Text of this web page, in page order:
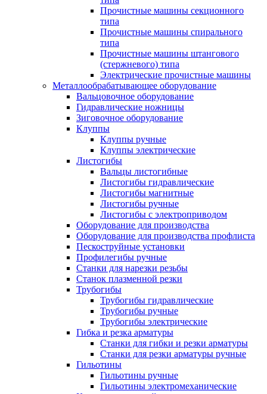
Прочистные машины секционного
типа
Прочистные машины спирального
типа
Прочистные машины штангового
(стержневого) типа
Электрические прочистные машины
Металлообрабатывающее оборудование
Вальцовочное оборудование
Гидравлические ножницы
Зиговочное оборудование
Клуппы
Клуппы ручные
Клуппы электрические
Листогибы
Вальцы листогибные
Листогибы гидравлические
Листогибы магнитные
Листогибы ручные
Листогибы с электроприводом
Оборудование для производства
Оборудование для производства профлиста
Пескоструйные установки
Профилегибы ручные
Станки для нарезки резьбы
Станок плазменной резки
Трубогибы
Трубогибы гидравлические
Трубогибы ручные
Трубогибы электрические
Гибка и резка арматуры
Станки для гибки и резки арматуры
Станки для резки арматуры ручные
Гильотины
Гильотины ручные
Гильотины электромеханические